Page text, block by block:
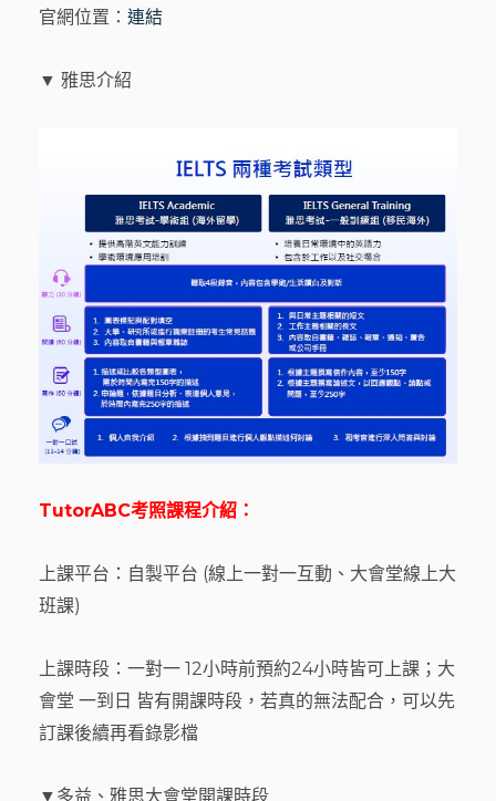
官網位置： 連結
▼ 雅思介紹
TutorABC考照課程介紹：
上課平台：自製平台 (線上一對一互動、大會堂線上大
班課)
上課時段：一對一 12小時前預約24小時皆可上課；大
會堂 一到日 皆有開課時段，若真的無法配合，可以先
訂課後續再看錄影檔
▼多益、雅思大會堂開課時段